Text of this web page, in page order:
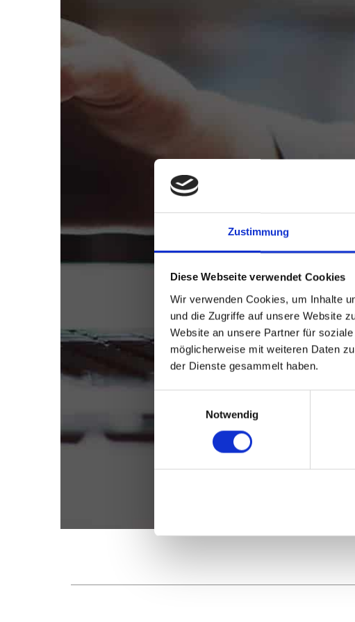
Zustimmung
Diese Webseite verwendet Cookies
Wir verwenden Cookies, um Inhalte
und die Zugriffe auf unsere Website
Website an unsere Partner für
möglicherweise mit weiteren Daten
der Dienste gesammelt haben.
Notwendig